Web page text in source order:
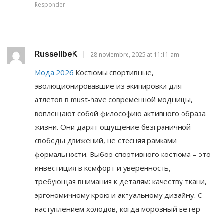
Responder
RussellbeK 28 noviembre, 2025 at 11:11 am
Мода 2026 Костюмы спортивные,
эволюционировавшие из экипировки для
атлетов в must-have современной модницы,
воплощают собой философию активного образа
жизни. Они дарят ощущение безграничной
свободы движений, не стесняя рамками
формальности. Выбор спортивного костюма – это
инвестиция в комфорт и уверенность,
требующая внимания к деталям: качеству ткани,
эргономичному крою и актуальному дизайну. С
наступлением холодов, когда морозный ветер